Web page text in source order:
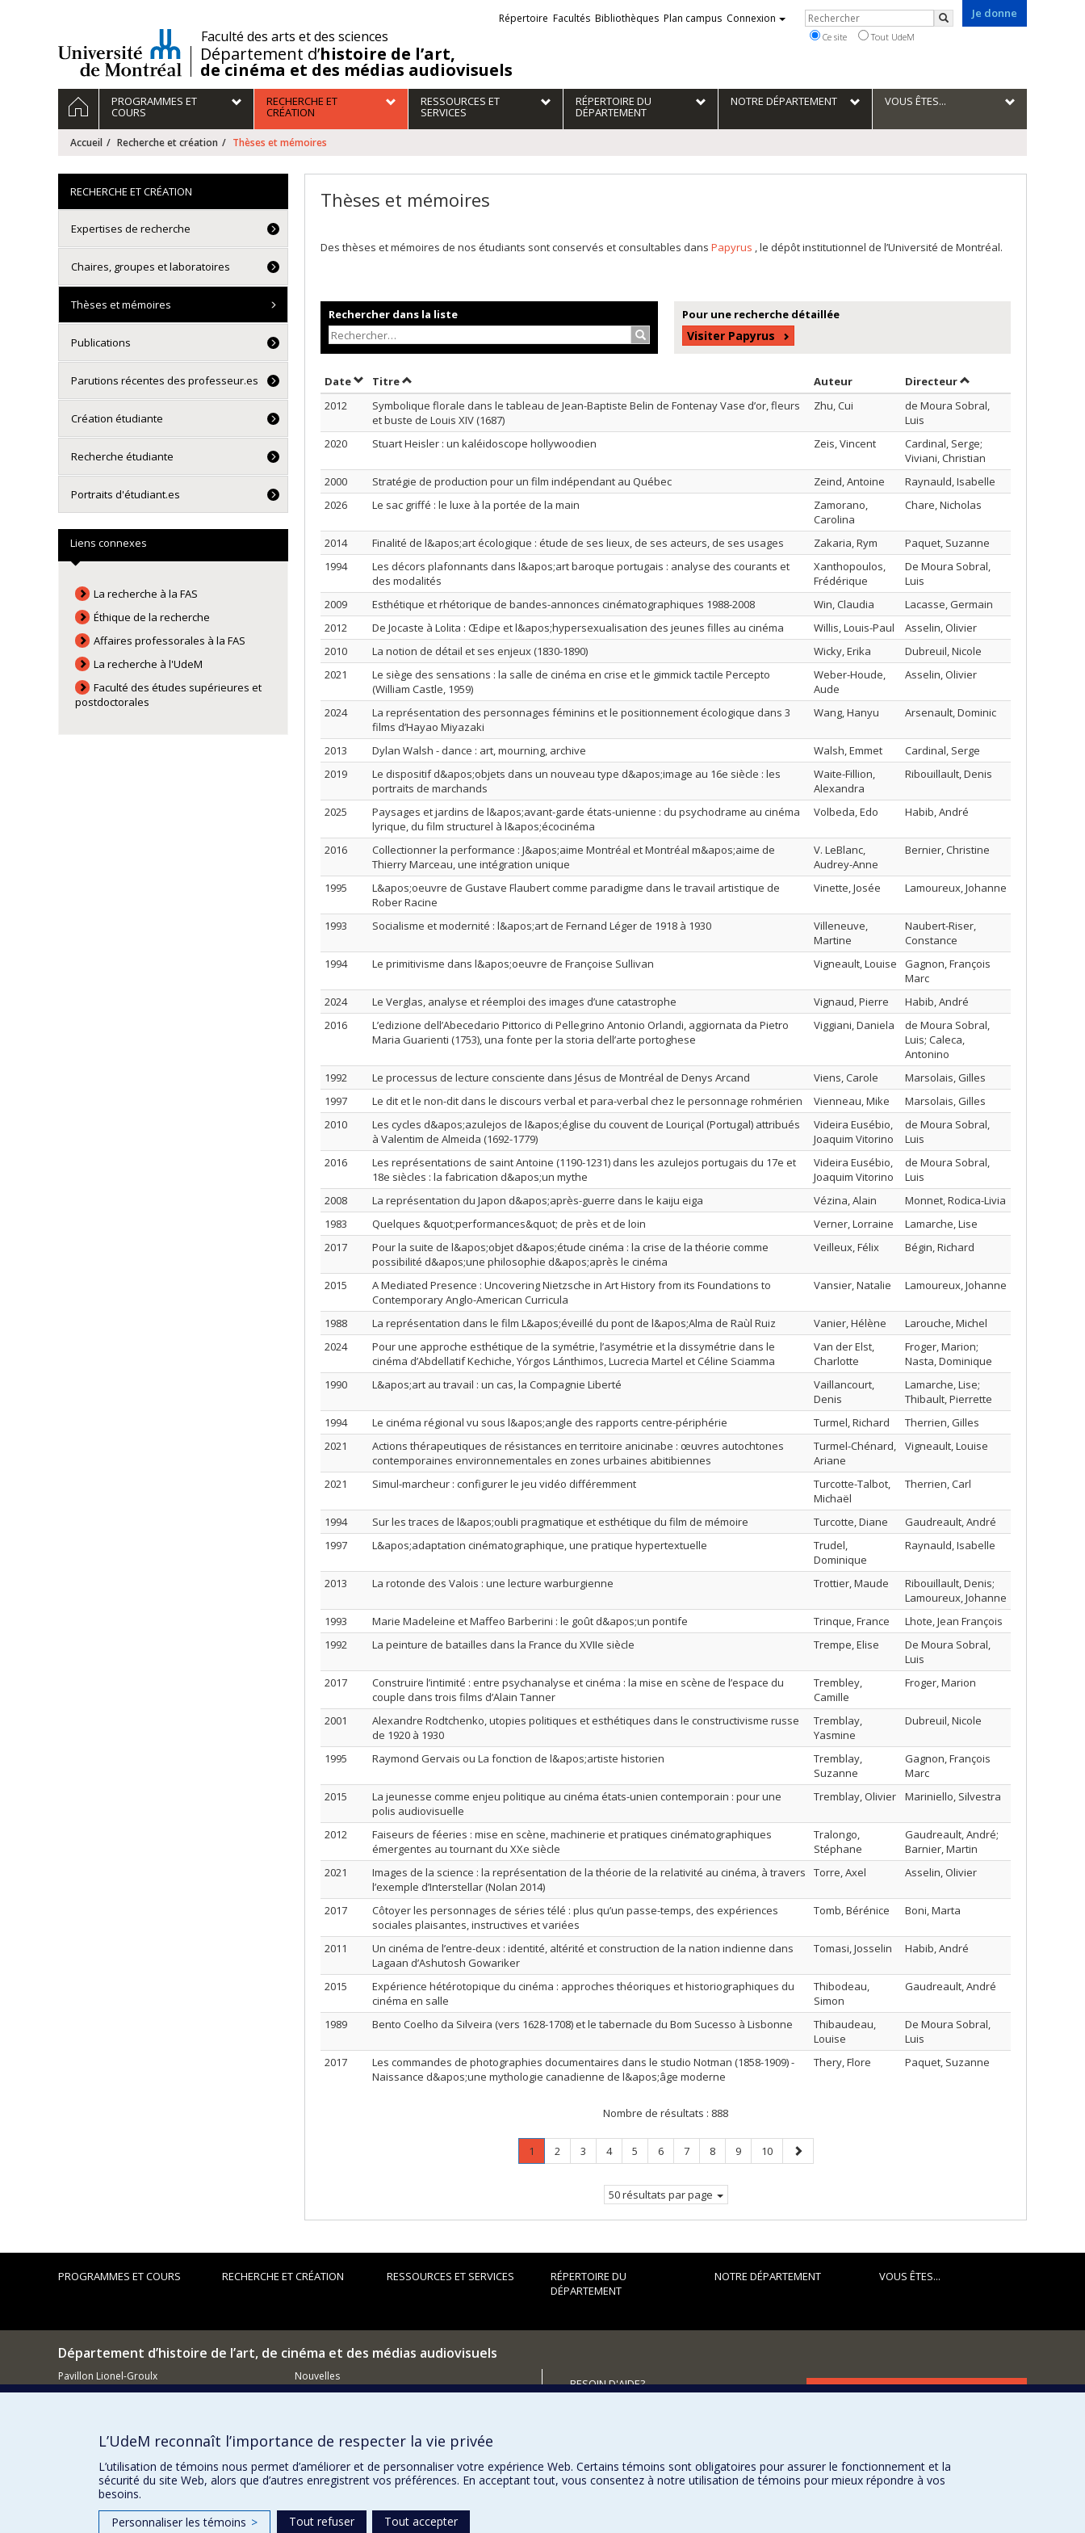
/Faculté des arts et des sciences
Département d’histoire de l’art,
de cinéma et des médias audiovisuels
Je donne
Liens
externes
Répertoire Facultés Bibliothèques Plan campus Connexion Rechercher
Rechercher
Ce site Tout UdeM
Navigation
principale
ACCUEILPROGRAMMES ET
COURS
RECHERCHE ET
CRÉATION
RESSOURCES ET
SERVICES
RÉPERTOIRE DU
DÉPARTEMENT
NOTRE DÉPARTEMENT VOUS ÊTES...
Accueil Recherche et création Thèses et mémoires
Thèses et mémoires
Des thèses et mémoires de nos étudiants sont conservés et consultables dans Papyrus , le dépôt institutionnel de l’Université de Montréal.
Rechercher dans la liste
Rechercher…
Pour une recherche détaillée
Visiter Papyrus
DateTrier par date en ordre décroissant
TitreTrier par titre en ordre décroissant Auteur Trier par auteur en ordre décroissant
Directeurpar contributeur en
2012
Symbolique florale dans le tableau de Jean-Baptiste Belin de Fontenay Vase d’or, fleurs
et buste de Louis XIV (1687)
Zhu, Cui
de Moura Sobral,
Luis
2020
Stuart Heisler : un kaléidoscope hollywoodien Zeis, Vincent
Cardinal, Serge;
Viviani, Christian
2000
Stratégie de production pour un film indépendant au Québec Zeind, Antoine
Raynauld, Isabelle
2026
Le sac griffé : le luxe à la portée de la main
Zamorano,
Carolina
Chare, Nicholas
2014 Finalité de l&apos;art écologique : étude de ses lieux, de ses acteurs, de ses usages Zakaria, Rym
Paquet, Suzanne
1994
Les décors plafonnants dans l&apos;art baroque portugais : analyse des courants et
des modalités
Xanthopoulos,
Frédérique
De Moura Sobral,
Luis
2009
Esthétique et rhétorique de bandes-annonces cinématographiques 1988-2008 Win, Claudia
Lacasse, Germain
2012
De Jocaste à Lolita : Œdipe et l&apos;hypersexualisation des jeunes filles au cinéma Willis, Louis-Paul
Asselin, Olivier
2010
La notion de détail et ses enjeux (1830-1890) Wicky, Erika
Dubreuil, Nicole
2021
Le siège des sensations : la salle de cinéma en crise et le gimmick tactile Percepto
(William Castle, 1959)
Weber-Houde,
Aude
Asselin, Olivier
2024
La représentation des personnages féminins et le positionnement écologique dans 3
films d’Hayao Miyazaki
Wang, Hanyu Arsenault, Dominic
2013 Dylan Walsh - dance : art, mourning, archive Walsh, Emmet
Cardinal, Serge
2019
Le dispositif d&apos;objets dans un nouveau type d&apos;image au 16e siècle : les
portraits de marchands
Waite-Fillion,
Alexandra
Ribouillault, Denis
2025
Paysages et jardins de l&apos;avant-garde états-unienne : du psychodrame au cinéma
lyrique, du film structurel à l&apos;écocinéma
Volbeda, Edo Habib, André
2016
Collectionner la performance : J&apos;aime Montréal et Montréal m&apos;aime de
Thierry Marceau, une intégration unique
V. LeBlanc,
Audrey-Anne
Bernier, Christine
1995
L&apos;oeuvre de Gustave Flaubert comme paradigme dans le travail artistique de
Rober Racine
Vinette, Josée Lamoureux, Johanne
1993 Socialisme et modernité : l&apos;art de Fernand Léger de 1918 à 1930
Villeneuve,
Martine
Naubert-Riser,
Constance
1994
Le primitivisme dans l&apos;oeuvre de Françoise Sullivan Vigneault, Louise
Gagnon, François
Marc
2024
Le Verglas, analyse et réemploi des images d’une catastrophe Vignaud, Pierre
Habib, André
2016
L’edizione dell’Abecedario Pittorico di Pellegrino Antonio Orlandi, aggiornata da Pietro
Maria Guarienti (1753), una fonte per la storia dell’arte portoghese
Viggiani, Daniela
de Moura Sobral,
Luis; Caleca,
Antonino
1992
Le processus de lecture consciente dans Jésus de Montréal de Denys Arcand Viens, Carole
Marsolais, Gilles
1997
Le dit et le non-dit dans le discours verbal et para-verbal chez le personnage rohmérien Vienneau, Mike
Marsolais, Gilles
2010
Les cycles d&apos;azulejos de l&apos;église du couvent de Louriçal (Portugal) attribués
à Valentim de Almeida (1692-1779)
Videira Eusébio,
Joaquim Vitorino
de Moura Sobral,
Luis
2016
Les représentations de saint Antoine (1190-1231) dans les azulejos portugais du 17e et
18e siècles : la fabrication d&apos;un mythe
Videira Eusébio,
Joaquim Vitorino
de Moura Sobral,
Luis
2008
La représentation du Japon d&apos;après-guerre dans le kaiju eiga Vézina, Alain
Monnet, Rodica-Livia
1983
Quelques &quot;performances&quot; de près et de loin Verner, Lorraine
Lamarche, Lise
2017
Pour la suite de l&apos;objet d&apos;étude cinéma : la crise de la théorie comme
possibilité d&apos;une philosophie d&apos;après le cinéma
Veilleux, Félix Bégin, Richard
2015
A Mediated Presence : Uncovering Nietzsche in Art History from its Foundations to
Contemporary Anglo-American Curricula
Vansier, Natalie Lamoureux, Johanne
1988 La représentation dans le film L&apos;éveillé du pont de l&apos;Alma de Raùl Ruiz Vanier, Hélène
Larouche, Michel
2024
Pour une approche esthétique de la symétrie, l’asymétrie et la dissymétrie dans le
cinéma d’Abdellatif Kechiche, Yórgos Lánthimos, Lucrecia Martel et Céline Sciamma
Van der Elst,
Charlotte
Froger, Marion;
Nasta, Dominique
1990
L&apos;art au travail : un cas, la Compagnie Liberté
Vaillancourt,
Denis
Lamarche, Lise;
Thibault, Pierrette
1994
Le cinéma régional vu sous l&apos;angle des rapports centre-périphérie Turmel, Richard
Therrien, Gilles
2021
Actions thérapeutiques de résistances en territoire anicinabe : œuvres autochtones
contemporaines environnementales en zones urbaines abitibiennes
Turmel-Chénard,
Ariane
Vigneault, Louise
2021 Simul-marcheur : configurer le jeu vidéo différemment
Turcotte-Talbot,
Michaël
Therrien, Carl
1994 Sur les traces de l&apos;oubli pragmatique et esthétique du film de mémoire Turcotte, Diane
Gaudreault, André
1997
L&apos;adaptation cinématographique, une pratique hypertextuelle
Trudel,
Dominique
Raynauld, Isabelle
2013 La rotonde des Valois : une lecture warburgienne Trottier, Maude
Ribouillault, Denis;
Lamoureux, Johanne
1993
Marie Madeleine et Maffeo Barberini : le goût d&apos;un pontife Trinque, France
Lhote, Jean François
1992
La peinture de batailles dans la France du XVIIe siècle Trempe, Elise
De Moura Sobral,
Luis
2017
Construire l’intimité : entre psychanalyse et cinéma : la mise en scène de l’espace du
couple dans trois films d’Alain Tanner
Trembley,
Camille
Froger, Marion
2001
Alexandre Rodtchenko, utopies politiques et esthétiques dans le constructivisme russe
de 1920 à 1930
Tremblay,
Yasmine
Dubreuil, Nicole
1995 Raymond Gervais ou La fonction de l&apos;artiste historien
Tremblay,
Suzanne
Gagnon, François
Marc
2015
La jeunesse comme enjeu politique au cinéma états-unien contemporain : pour une
polis audiovisuelle
Tremblay, Olivier Mariniello, Silvestra
2012
Faiseurs de féeries : mise en scène, machinerie et pratiques cinématographiques
émergentes au tournant du XXe siècle
Tralongo,
Stéphane
Gaudreault, André;
Barnier, Martin
2021
Images de la science : la représentation de la théorie de la relativité au cinéma, à travers
l’exemple d’Interstellar (Nolan 2014)
Torre, Axel Asselin, Olivier
2017
Côtoyer les personnages de séries télé : plus qu’un passe-temps, des expériences
sociales plaisantes, instructives et variées
Tomb, Bérénice Boni, Marta
2011
Un cinéma de l’entre-deux : identité, altérité et construction de la nation indienne dans
Lagaan d’Ashutosh Gowariker
Tomasi, Josselin Habib, André
2015
Expérience hétérotopique du cinéma : approches théoriques et historiographiques du
cinéma en salle
Thibodeau,
Simon
Gaudreault, André
1989 Bento Coelho da Silveira (vers 1628-1708) et le tabernacle du Bom Sucesso à Lisbonne
Thibaudeau,
Louise
De Moura Sobral,
Luis
2017
Les commandes de photographies documentaires dans le studio Notman (1858-1909) -
Naissance d&apos;une mythologie canadienne de l&apos;âge moderne
Thery, Flore Paquet, Suzanne
Nombre de résultats : 888
Page
1
Page
Page
2 Page
3 Page
4 Page
5 Page
6 Page
7 Page
8 Page
9 Page
10
Page
suivante
50 résultats par page
RECHERCHE ET CRÉATION
Expertises de recherche
Chaires, groupes et laboratoires
Thèses et mémoires
Publications
Parutions récentes des professeur.es
Création étudiante
Recherche étudiante
Portraits d'étudiant.es
Liens connexes
La recherche à la FAS
Éthique de la recherche
Affaires professorales à la FAS
La recherche à l'UdeM
Faculté des études supérieures et
postdoctorales
PROGRAMMES ET COURS RECHERCHE ET CRÉATION RESSOURCES ET SERVICES
RÉPERTOIRE DU
DÉPARTEMENT
NOTRE DÉPARTEMENT VOUS ÊTES...
Département d’histoire de l’art, de cinéma et des médias audiovisuels
Pavillon Lionel-Groulx
3150, rue Jean-Brillant
514 343-6111, poste 15482
Nouvelles
BESOIN D'AIDE?
FACULTÉ DES ARTS ET DES SCIENCES
Nos programmes et cours
L’UdeM reconnaît l’importance de respecter la vie privée
L’utilisation de témoins nous permet d’améliorer et de personnaliser votre expérience Web. Certains témoins sont obligatoires pour assurer le fonctionnement et la
sécurité du site Web, alors que d’autres enregistrent vos préférences. En acceptant tout, vous consentez à notre utilisation de témoins pour mieux répondre à vos
besoins.
Personnaliser les témoins > Tout refuser Tout accepter